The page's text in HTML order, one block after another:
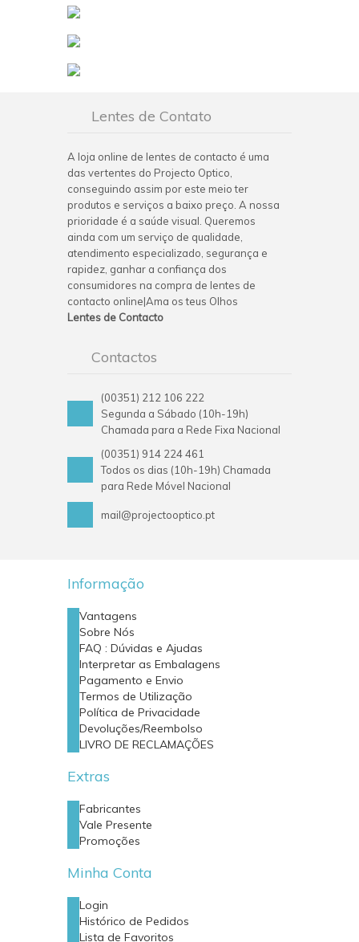
Lentes de Contato
A loja online de lentes de contacto é uma
das vertentes do Projecto Optico,
conseguindo assim por este meio ter
produtos e serviços a baixo preço. A nossa
prioridade é a saúde visual. Queremos
ainda com um serviço de qualidade,
atendimento especializado, segurança e
rapidez, ganhar a confiança dos
consumidores na compra de lentes de
contacto online|Ama os teus Olhos
Lentes de Contacto
Contactos
(00351) 212 106 222
Segunda a Sábado (10h-19h)
Chamada para a Rede Fixa Nacional
(00351) 914 224 461
Todos os dias (10h-19h) Chamada
para Rede Móvel Nacional
mail@projectooptico.pt
Informação
Vantagens
Sobre Nós
FAQ : Dúvidas e Ajudas
Interpretar as Embalagens
Pagamento e Envio
Termos de Utilização
Política de Privacidade
Devoluções/Reembolso
LIVRO DE RECLAMAÇÕES
Extras
Fabricantes
Vale Presente
Promoções
Minha Conta
Login
Histórico de Pedidos
Lista de Favoritos